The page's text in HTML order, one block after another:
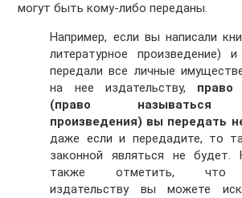
могут быть кому-либо переданы.
Например, если вы написали
литературное произведение)
передали все личные
на нее издательству, право
(право называться
произведения) вы передать
даже если и передадите, то
законной являться не будет.
также отметить, что
издательству вы можете